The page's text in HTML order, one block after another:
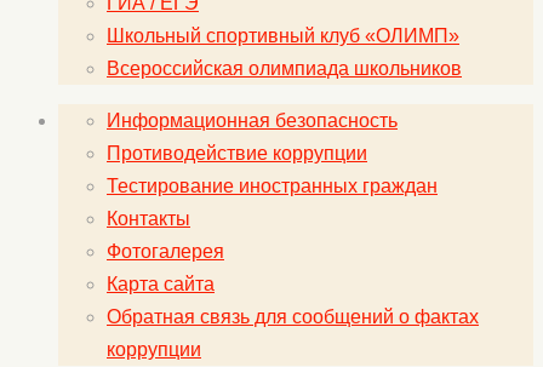
Школьный спортивный клуб «ОЛИМП»
Всероссийская олимпиада школьников
Информационная безопасность
Противодействие коррупции
Тестирование иностранных граждан
Контакты
Фотогалерея
Карта сайта
Обратная связь для сообщений о фактах
коррупции